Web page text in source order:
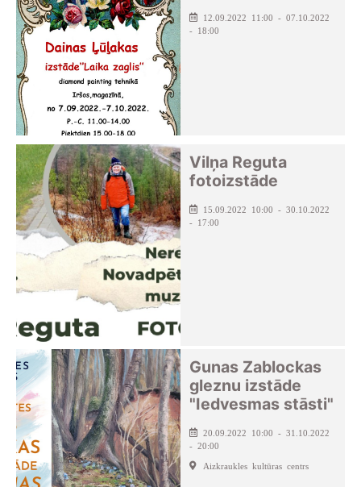
12.09.2022 11:00 - 07.10.2022
- 18:00
Vilņa Reguta
fotoizstāde
15.09.2022 10:00 - 30.10.2022
- 17:00
Gunas Zablockas
gleznu izstāde
"Iedvesmas stāsti"
20.09.2022 10:00 - 31.10.2022
- 20:00
Aizkraukles kultūras centrs